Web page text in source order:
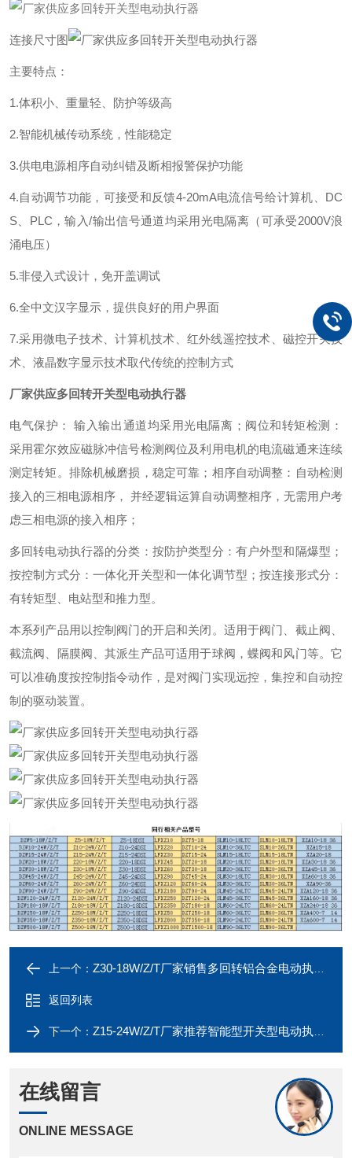
连接尺寸图
主要特点：
1.体积小、重量轻、防护等级高
2.智能机械传动系统，性能稳定
3.供电电源相序自动纠错及断相报警保护功能
4.自动调节功能，可接受和反馈4-20mA电流信号给计算机、DC
S、PLC，输入/输出信号通道均采用光电隔离（可承受2000V浪
涌电压）
5.非侵入式设计，免开盖调试
6.全中文汉字显示，提供良好的用户界面
7.采用微电子技术、计算机技术、红外线遥控技术、磁控开关技
术、液晶数字显示技术取代传统的控制方式
厂家供应多回转开关型电动执行器
电气保护： 输入输出通道均采用光电隔离； 阀位和转矩检测：
采用霍尔效应磁脉冲信号检测阀位及利用电机的电流磁通来连续
测定转矩。排除机械磨损，稳定可靠； 相序自动调整：自动检测
接入的三相电源相序， 并经逻辑运算自动调整相序，无需用户考
虑三相电源的接入相序；
多回转电动执行器的分类： 按防护类型分：有户外型和隔爆型；
按控制方式分：一体化开关型和一体化调节型； 按连接形式分：
有转矩型、电站型和推力型。
本系列产品用以控制阀门的开启和关闭。适用于阀门、截止阀、
截流阀、隔膜阀、其派生产品可适用于球阀，蝶阀和风门等。它
可以准确度按控制指令动作，是对阀门实现远控，集控和自动控
制的驱动装置。
上一个： Z30-18W/Z/T厂家销售多回转铝合金电动执行器
返回列表
下一个： Z15-24W/Z/T厂家推荐智能型开关型电动执行器
在线留言
ONLINE MESSAGE